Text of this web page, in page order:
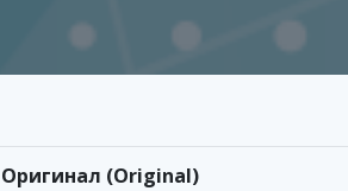
Оригинал (Original)